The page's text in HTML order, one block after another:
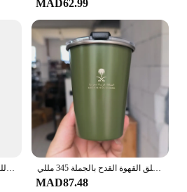
MAD62.99
كوب حراري مزدوج من الفولاذ المقاوم للصدأ ، ترمس سيارة ، شاي ، ماء ، قهوة ، مانع للتسرب ، كوب حراري للسفر ، أو ، من من من من الخارج المملكة العربية السعودية شعار مع غطاء غطاء 304 الفولاذ المقاوم للصدأ الشاي القدح التخييم في الهواء الطلق القهوة القدح بالجملة 345 مللي
MAD87.48